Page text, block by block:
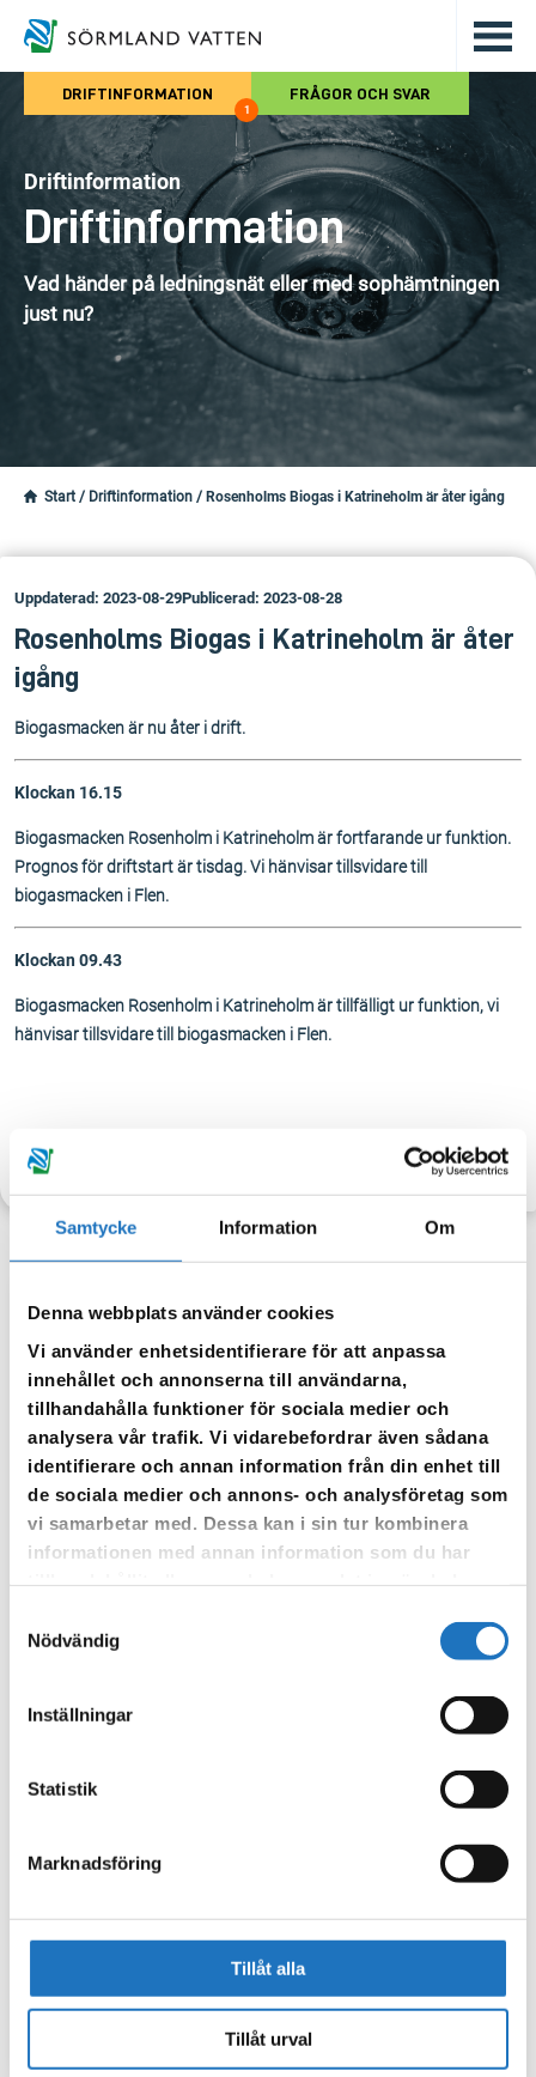
Samtycke Information Om
Denna webbplats använder cookies
Vi använder enhetsidentifierare för att anpassa
innehållet och annonserna till användarna,
tillhandahålla funktioner för sociala medier och
analysera vår trafik. Vi vidarebefordrar även sådana
identifierare och annan information från din enhet till
de sociala medier och annons- och analysföretag som
vi samarbetar med. Dessa kan i sin tur kombinera
informationen med annan information som du har
Nödvändig
Inställningar
Statistik
Marknadsföring
Tillåt alla
Tillåt urval
Hoppa till det huvudsakliga
DRIFTINFORMATION
1
FRÅGOR OCH SVAR
Driftinformation
Driftinformation
Vad händer på ledningsnät eller med sophämtningen
just nu?
Start / Driftinformation / Rosenholms Biogas i Katrineholm är åter igång
Uppdaterad: 2023-08-29Publicerad: 2023-08-28
Rosenholms Biogas i Katrineholm är åter
igång
Biogasmacken är nu åter i drift.
Klockan 16.15
Biogasmacken Rosenholm i Katrineholm är fortfarande ur funktion.
Prognos för driftstart är tisdag. Vi hänvisar tillsvidare till
biogasmacken i Flen.
Klockan 09.43
Biogasmacken Rosenholm i Katrineholm är tillfälligt ur funktion, vi
hänvisar tillsvidare till biogasmacken i Flen.
Vår sms-tjänst använder vi enbart för att kunna informera dig
om driftstörningar och andra händelser som kan påverka dig
som fastighetsägare.